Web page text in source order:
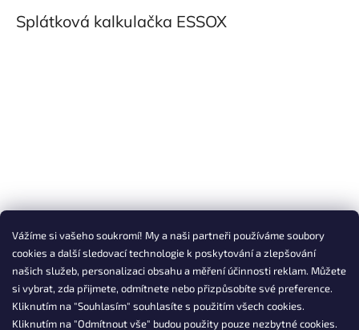
Vážíme si vašeho soukromí! My a naši partneři používáme soubory
cookies a další sledovací technologie k poskytování a zlepšování
našich služeb, personalizaci obsahu a měření účinnosti reklam. Můžete
si vybrat, zda přijmete, odmítnete nebo přizpůsobíte své preference.
Kliknutím na "Souhlasím" souhlasíte s použitím všech cookies.
Kliknutím na "Odmítnout vše" budou použity pouze nezbytné cookies.
Splátková kalkulačka ESSOX